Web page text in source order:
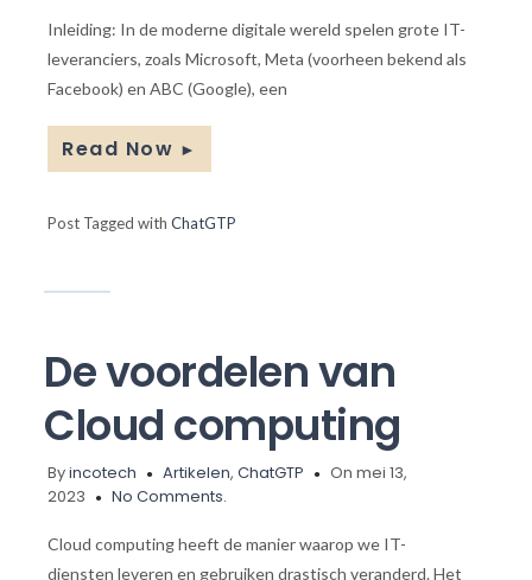
Inleiding: In de moderne digitale wereld spelen grote IT-
leveranciers, zoals Microsoft, Meta (voorheen bekend als
Facebook) en ABC (Google), een
Read Now ►
Post Tagged withChatGTP
De voordelen van
Cloud computing
Byincotech Artikelen,ChatGTP
On mei 13,
2023
No Comments.
Cloud computing heeft de manier waarop we IT-
diensten leveren en gebruiken drastisch veranderd. Het